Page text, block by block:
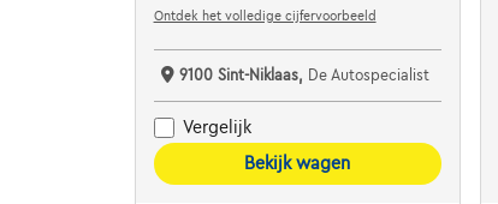
Ontdek het volledige cijfervoorbeeld
9100 Sint-Niklaas, De Autospecialist
Vergelijk
Bekijk wagen